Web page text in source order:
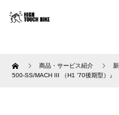
Home 商品・サービス紹介
500-SS/MACH III （H1 ’70後期型）』